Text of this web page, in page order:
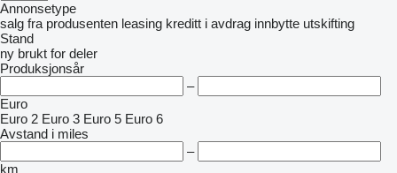
Annonsetype
salg fra produsenten leasing kreditt i avdrag innbytte utskifting
Stand
ny brukt for deler
Produksjonsår
–
Euro
Euro 2 Euro 3 Euro 5 Euro 6
Avstand i miles
–
km